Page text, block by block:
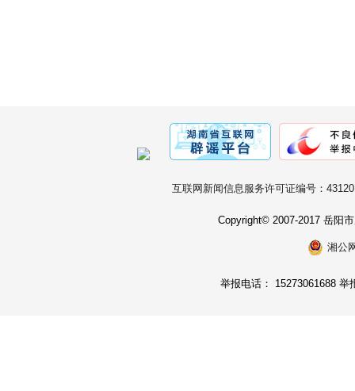
互联网新闻信息服务许可证编号：
Copyright© 2007-2017 岳阳
湘公
举报电话： 15273061688